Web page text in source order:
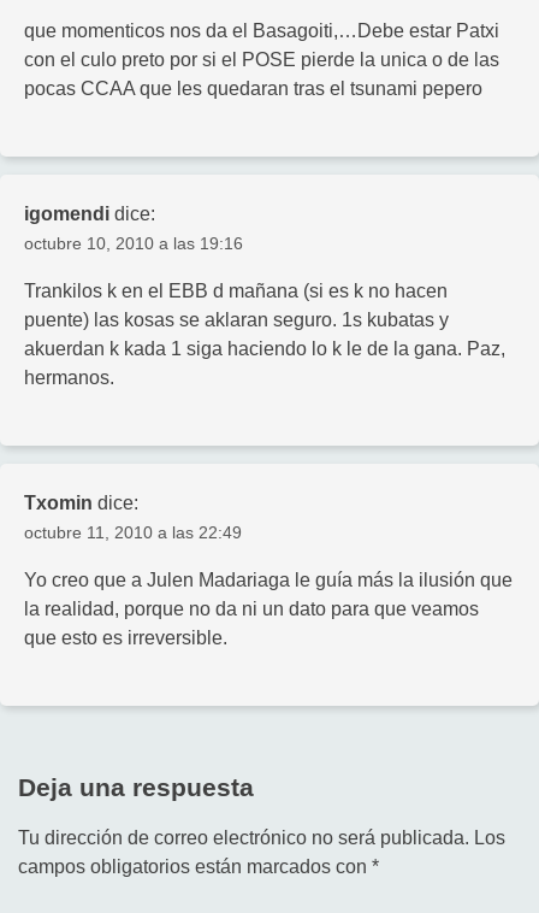
que momenticos nos da el Basagoiti,…Debe estar Patxi
con el culo preto por si el POSE pierde la unica o de las
pocas CCAA que les quedaran tras el tsunami pepero
igomendi dice:
octubre 10, 2010 a las 19:16
Trankilos k en el EBB d mañana (si es k no hacen
puente) las kosas se aklaran seguro. 1s kubatas y
akuerdan k kada 1 siga haciendo lo k le de la gana. Paz,
hermanos.
Txomin dice:
octubre 11, 2010 a las 22:49
Yo creo que a Julen Madariaga le guía más la ilusión que
la realidad, porque no da ni un dato para que veamos
que esto es irreversible.
Deja una respuesta
Tu dirección de correo electrónico no será publicada. Los
campos obligatorios están marcados con *